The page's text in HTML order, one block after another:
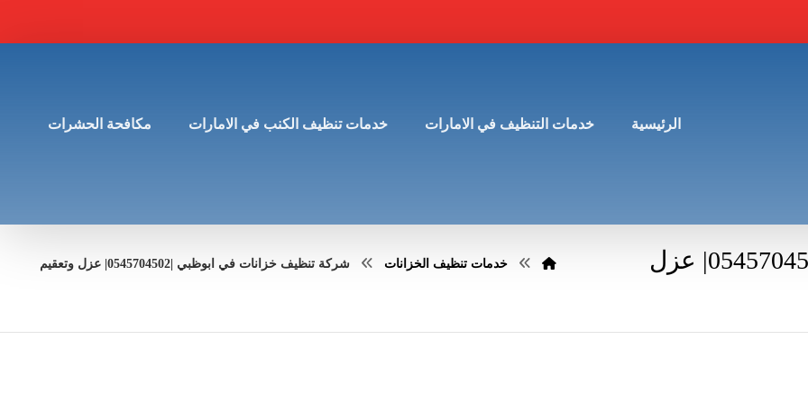
الرئيسية خدمات التنظيف في الامارات خدمات تنظيف الكنب في الامارات مكافحة الحشرات
شركة تنظيف خزانات في ابوظبي |0545704502| عزل خدمات تنظيف الخزانات شركة تنظيف خزانات في ابوظبي |0545704502| عزل وتعقيم